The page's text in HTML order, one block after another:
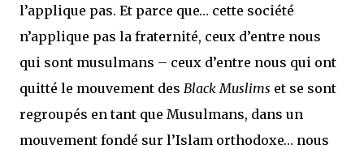
l’applique pas. Et parce que… cette société
n’applique pas la fraternité, ceux d’entre nous
qui sont musulmans – ceux d’entre nous qui ont
quitté le mouvement des Black Muslims et se sont
regroupés en tant que Musulmans, dans un
mouvement fondé sur l’Islam orthodoxe… nous